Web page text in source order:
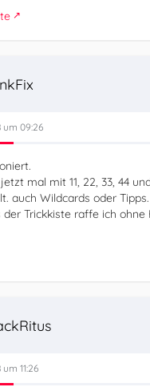
um 09:26
mal mit 11, 22, 33, 44
auch Wildcards oder Tipps.
der Trickkiste raffe ich ohne
11:26